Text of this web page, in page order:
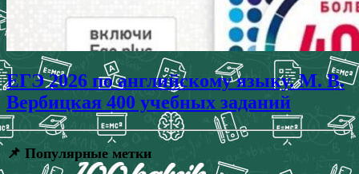
ЕГЭ 2026 по английскому языку. М. В.
Вербицкая 400 учебных заданий
📌 Популярные метки